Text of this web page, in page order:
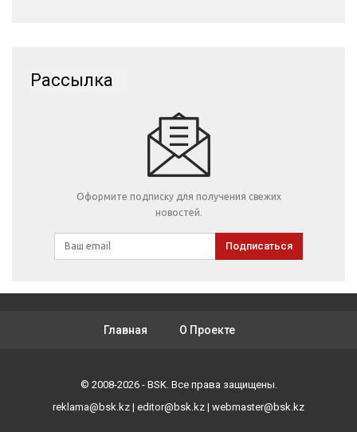
Рассылка
Оформите подписку для получения свежих
новостей.
Подписаться
Главная О Проекте
© 2008-2026 - BSK. Все права защищены.
reklama@bsk.kz | editor@bsk.kz | webmaster@bsk.kz